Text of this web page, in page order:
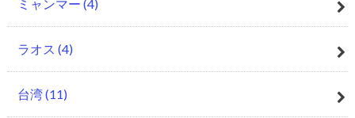
ミャンマー (4)
ラオス (4)
台湾(11)